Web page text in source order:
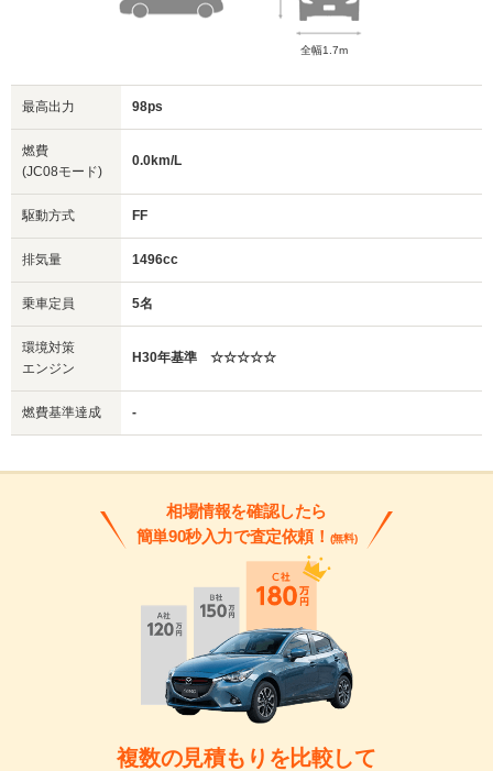
全幅1.7m
最高出力 98ps
燃費
(JC08モード)
0.0km/L
駆動方式 FF
排気量 1496cc
乗車定員 5名
環境対策
エンジン
H30年基準 ☆☆☆☆☆
燃費基準達成 -
相場情報を確認したら
簡単90秒入力で査定依頼！ (無料)
複数の見積もりを比較して